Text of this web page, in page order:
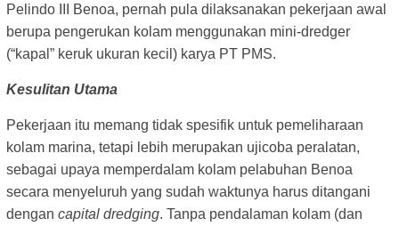
Pelindo III Benoa, pernah pula dilaksanakan pekerjaan awal
berupa pengerukan kolam menggunakan mini-dredger
(“kapal” keruk ukuran kecil) karya PT PMS.
Kesulitan Utama
Pekerjaan itu memang tidak spesifik untuk pemeliharaan
kolam marina, tetapi lebih merupakan ujicoba peralatan,
sebagai upaya memperdalam kolam pelabuhan Benoa
secara menyeluruh yang sudah waktunya harus ditangani
dengan capital dredging. Tanpa pendalaman kolam (dan